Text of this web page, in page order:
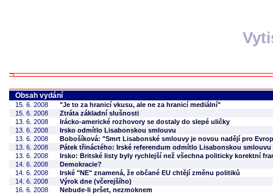
Obsah vydání
15. 6. 2008
"Je to za hranicí vkusu, ale ne za hranicí mediální"
15. 6. 2008
Ztráta základní slušnosti
13. 6. 2008
Irácko-americké rozhovory se dostaly do slepé uličky
13. 6. 2008
Irsko odmítlo Lisabonskou smlouvu
13. 6. 2008
Bobošíková: "Smrt Lisabonské smlouvy je novou nadějí pro
13. 6. 2008
Pátek třináctého: Irské referendum odmítlo Lisabonskou smlouvu
13. 6. 2008
Irsko: Britské listy byly rychlejší než všechna politicky korektní
14. 6. 2008
Demokracie?
14. 6. 2008
Irské "NE" znamená, že občané EU chtějí změnu politiků
14. 6. 2008
Výrok dne (včerejšího)
16. 6. 2008
Nebude-li pršet, nezmoknem